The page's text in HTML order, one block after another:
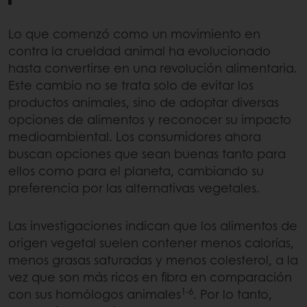
Lo que comenzó como un movimiento en
contra la crueldad animal ha evolucionado
hasta convertirse en una revolución alimentaria.
Este cambio no se trata solo de evitar los
productos animales, sino de adoptar diversas
opciones de alimentos y reconocer su impacto
medioambiental. Los consumidores ahora
buscan opciones que sean buenas tanto para
ellos como para el planeta, cambiando su
preferencia por las alternativas vegetales.
Las investigaciones indican que los alimentos de
origen vegetal suelen contener menos calorías,
menos grasas saturadas y menos colesterol, a la
vez que son más ricos en fibra en comparación
con sus homólogos animales1-6. Por lo tanto,